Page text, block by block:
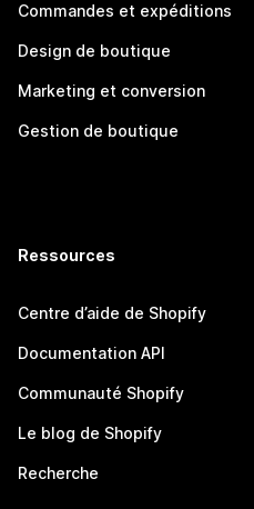
Commandes et expéditions
Design de boutique
Marketing et conversion
Gestion de boutique
Ressources
Centre d’aide de Shopify
Documentation API
Communauté Shopify
Le blog de Shopify
Recherche